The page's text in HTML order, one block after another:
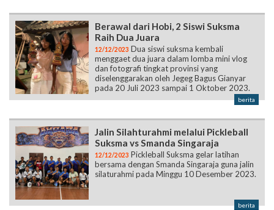
Berawal dari Hobi, 2 Siswi Suksma
Raih Dua Juara
12/12/2023 Dua siswi suksma kembali
menggaet dua juara dalam lomba mini vlog
dan fotografi tingkat provinsi yang
diselenggarakan oleh Jegeg Bagus Gianyar
pada 20 Juli 2023 sampai 1 Oktober 2023.
berita
Jalin Silahturahmi melalui Pickleball
Suksma vs Smanda Singaraja
12/12/2023 Pickleball Suksma gelar latihan
bersama dengan Smanda Singaraja guna jalin
silaturahmi pada Minggu 10 Desember 2023.
berita